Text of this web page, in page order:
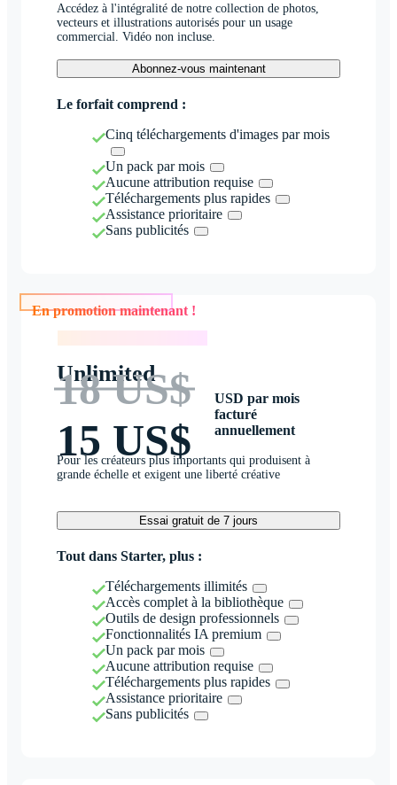
Accédez à l'intégralité de notre collection de photos,
vecteurs et illustrations autorisés pour un usage
commercial. Vidéo non incluse.
Abonnez-vous maintenant
Le forfait comprend :
Cinq téléchargements d'images par mois
Un pack par mois
Aucune attribution requise
Téléchargements plus rapides
Assistance prioritaire
Sans publicités
En promotion maintenant !
Unlimited
18 US$
15 US$
USD par mois
facturé
annuellement
Pour les créateurs plus importants qui produisent à
grande échelle et exigent une liberté créative
Essai gratuit de 7 jours
Tout dans Starter, plus :
Téléchargements illimités
Accès complet à la bibliothèque
Outils de design professionnels
Fonctionnalités IA premium
Un pack par mois
Aucune attribution requise
Téléchargements plus rapides
Assistance prioritaire
Sans publicités